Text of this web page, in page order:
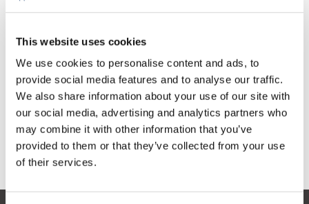
This website uses cookies
We use cookies to personalise content and ads, to
provide social media features and to analyse our traffic.
We also share information about your use of our site with
our social media, advertising and analytics partners who
may combine it with other information that you’ve
provided to them or that they’ve collected from your use
of their services.
1 Stuk Excl. btw
€345,61
Incl. btw
Toevoegen aan winkelwagen
Informatie